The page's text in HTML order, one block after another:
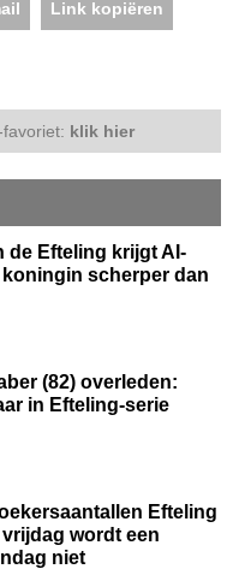
Link kopiëren
klik hier
de Efteling krijgt AI-
scherper dan
(82) overleden:
in Efteling-serie
Efteling
wordt een
niet